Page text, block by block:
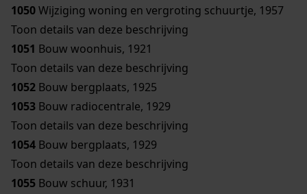
1050Wijziging woning en vergroting schuurtje, 1957
Toon details van deze beschrijving
1051 Bouw woonhuis, 1921
Toon details van deze beschrijving
1052 Bouw bergplaats, 1925
1053 Bouw radiocentrale, 1929
Toon details van deze beschrijving
1054 Bouw bergplaats, 1929
Toon details van deze beschrijving
1055 Bouw schuur, 1931